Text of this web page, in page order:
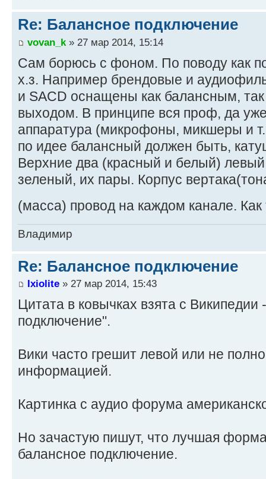
Re: Балансное подключение
vovan_k » 27 мар 2014, 15:14
Сам борюсь с фоном. По поводу как
х.з. Например брендовые и
и SACD оснащены как балансным,
выходом. В принципе вся проф, да
аппаратура (микрофоны, микшеры и
по идее балансный должен быть,
Верхние два (красный и белый)
зеленый, их пары. Корпус
(масса) провод на каждом канале. Как
Владимир
Re: Балансное подключение
Ixiolite » 27 мар 2014, 15:43
Цитата в ковычках взята с Википедии
подключение".
Вики часто грешит левой или не
информацией.
Картинка с аудио форума
Но зачастую пишут, что лучшая
балансное подключение.